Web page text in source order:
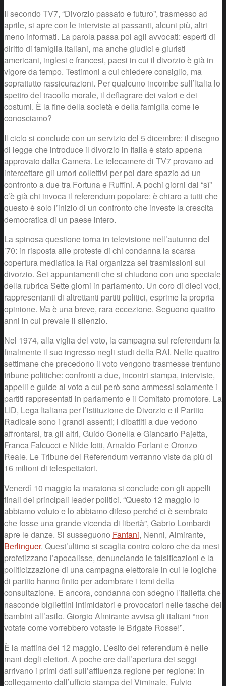
Il secondo TV7, “Divorzio passato e futuro”, trasmesso ad
aprile, si apre con le interviste ai passanti, alcuni più, altri
meno informati. La parola passa poi agli avvocati: esperti di
diritto di famiglia italiani, ma anche giudici e giuristi
americani, inglesi e francesi, paesi in cui il divorzio è già in
vigore da tempo. Testimoni a cui chiedere consiglio, ma
soprattutto rassicurazioni. Per qualcuno incombe sull’Italia lo
spettro del tracollo morale, il deflagrare dei valori e dei
costumi. È la fine della società e della famiglia come le
conosciamo?
Il ciclo si conclude con un servizio del 5 dicembre: il disegno
di legge che introduce il divorzio in Italia è stato appena
approvato dalla Camera. Le telecamere di TV7 provano ad
intercettare gli umori collettivi per poi dare spazio ad un
confronto a due tra Fortuna e Ruffini. A pochi giorni dal “sì”
c’è già chi invoca il referendum popolare: è chiaro a tutti che
questo è solo l’inizio di un confronto che investe la crescita
democratica di un paese intero.
La spinosa questione torna in televisione nell’autunno del
’70: in risposta alle proteste di chi condanna la scarsa
copertura mediatica la Rai organizza sei trasmissioni sul
divorzio. Sei appuntamenti che si chiudono con uno speciale
della rubrica Sette giorni in parlamento. Un coro di dieci voci,
rappresentanti di altrettanti partiti politici, esprime la propria
opinione. Ma è una breve, rara eccezione. Seguono quattro
anni in cui prevale il silenzio.
Nel 1974, alla viglia del voto, la campagna sul referendum fa
finalmente il suo ingresso negli studi della RAI. Nelle quattro
settimane che precedono il voto vengono trasmesse trentuno
tribune politiche: confronti a due, incontri stampa, interviste,
appelli e guide al voto a cui però sono ammessi solamente i
partiti rappresentati in parlamento e il Comitato promotore. La
LID, Lega Italiana per l’istituzione de Divorzio e il Partito
Radicale sono i grandi assenti; i dibattiti a due vedono
affrontarsi, tra gli altri, Guido Gonella e Giancarlo Pajetta,
Franca Falcucci e Nilde Iotti, Arnaldo Forlani e Oronzo
Reale. Le Tribune del Referendum verranno viste da più di
16 milioni di telespettatori.
Venerdì 10 maggio la maratona si conclude con gli appelli
finali dei principali leader politici. “Questo 12 maggio lo
abbiamo voluto e lo abbiamo difeso perché ci è sembrato
che fosse una grande vicenda di libertà”, Gabrio Lombardi
apre le danze. Si susseguono Fanfani, Nenni, Almirante,
Berlinguer. Quest’ultimo si scaglia contro coloro che da mesi
profetizzano l’apocalisse, denunciando le falsificazioni e la
politicizzazione di una campagna elettorale in cui le logiche
di partito hanno finito per adombrare i temi della
consultazione. E ancora, condanna con sdegno l’Italietta che
nasconde bigliettini intimidatori e provocatori nelle tasche dei
bambini all’asilo. Giorgio Almirante avvisa gli italiani “non
votate come vorrebbero votaste le Brigate Rosse!”.
È la mattina del 12 maggio. L’esito del referendum è nelle
mani degli elettori. A poche ore dall’apertura dei seggi
arrivano i primi dati sull’affluenza regione per regione: in
collegamento dall’ufficio stampa del Viminale, Fulvio